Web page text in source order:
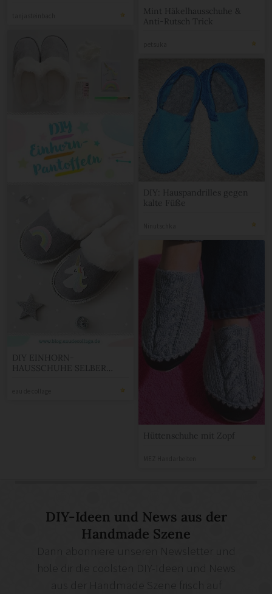
Mint Häkelhausschuhe &
Anti-Rutsch Trick
DIY EINHORN-
HAUSSCHUHE SELBER
DIY: Hauspandrilles gegen
kalte Füße
Hüttenschuhe mit Zopf
DIY-Ideen und News aus der
Handmade Szene